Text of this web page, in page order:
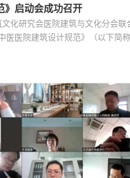
》启动会成功召开
化研究会医院建筑与文化分会联
医医院建筑设计规范》（以下简